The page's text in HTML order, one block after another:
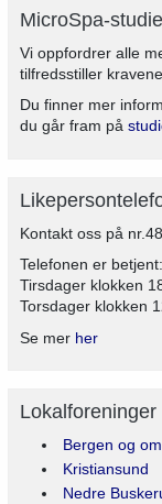
MicroSpa-
Vi oppfordrer alle
tilfredsstiller
Du finner mer
du går fram på
Kontakt oss på
Telefonen er betjent:
Tirsdager klokken
Torsdager klokken
Se mer her
Bergen og
Kristiansund
Nedre